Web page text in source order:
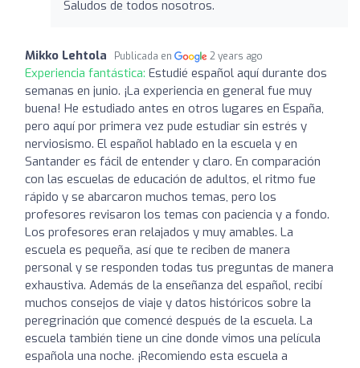
Saludos de todos nosotros.
Mikko Lehtola Publicada en 2 years ago
Experiencia fantástica: Estudié español aquí durante dos
semanas en junio. ¡La experiencia en general fue muy
buena! He estudiado antes en otros lugares en España,
pero aquí por primera vez pude estudiar sin estrés y
nerviosismo. El español hablado en la escuela y en
Santander es fácil de entender y claro. En comparación
con las escuelas de educación de adultos, el ritmo fue
rápido y se abarcaron muchos temas, pero los
profesores revisaron los temas con paciencia y a fondo.
Los profesores eran relajados y muy amables. La
escuela es pequeña, así que te reciben de manera
personal y se responden todas tus preguntas de manera
exhaustiva. Además de la enseñanza del español, recibí
muchos consejos de viaje y datos históricos sobre la
peregrinación que comencé después de la escuela. La
escuela también tiene un cine donde vimos una película
española una noche. ¡Recomiendo esta escuela a